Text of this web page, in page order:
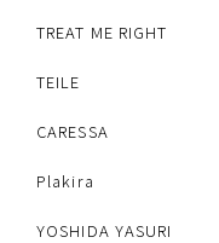
TREAT ME RIGHT
TEILE
CARESSA
Plakira
YOSHIDA YASURI